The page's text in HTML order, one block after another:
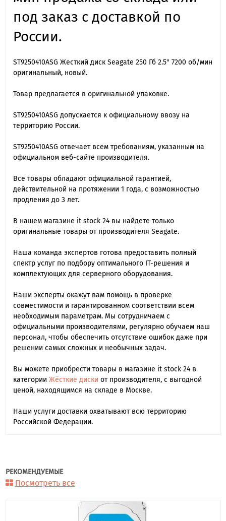
под заказ с доставкой по
России.
ST9250410ASG Жесткий диск Seagate 250 Гб 2.5" 7200 об/мин
оригинальный, новый.
Товар предлагается в оригинальной упаковке.
ST9250410ASG допускается к официальному ввозу на
территорию России.
ST9250410ASG отвечает всем требованиям, указанным на
официальном веб-сайте производителя.
Все товары обладают официальной гарантией,
действительной на протяжении 1 года, с возможностью
продления до 3 лет.
В нашем магазине it stock 24 вы найдете только
оригинальные товары от производителя Seagate.
Наша команда экспертов готова предоставить полный
спектр услуг по подбору оптимального IT-решения и
комплектующих для серверного оборудования.
Наши эксперты окажут вам помощь в проверке
совместимости и гарантированном соответствии всем
необходимым параметрам. Мы сотрудничаем с
официальными производителями, регулярно обучаем наш
персонал, чтобы обеспечить отсутствие ошибок даже при
решении самых сложных и необычных задач.
Вы можете приобрести товары в магазине it stock 24 в
категории Жёсткие диски от производителя, с выгодной
ценой, находящимся на складе в Москве.
Наши услуги доставки охватывают всю территорию
Российской Федерации.
РЕКОМЕНДУЕМЫЕ
Посмотреть все